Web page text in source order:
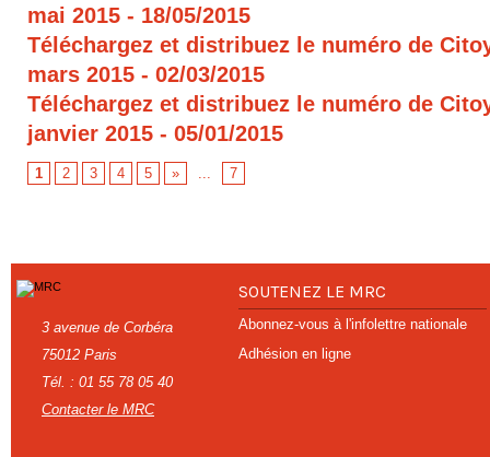
mai 2015 - 18/05/2015
Téléchargez et distribuez le numéro de
mars 2015 - 02/03/2015
Téléchargez et distribuez le numéro de
janvier 2015 - 05/01/2015
1 2 3 4 5 » ... 7
3 avenue de Corbéra
75012 Paris
Tél. : 01 55 78 05 40
Contacter le MRC
SOUTENEZ LE MRC
Abonnez-vous à l'infolettre nationale
Adhésion en ligne